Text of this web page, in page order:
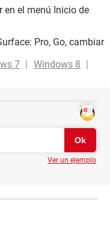
en el menú Inicio de
Pro, Go, cambiar
7
Windows 8
Ver un ejemplo